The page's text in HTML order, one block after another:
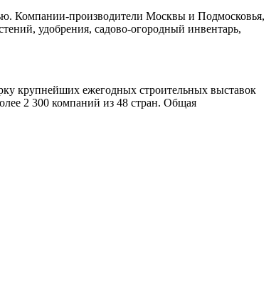
Компании-производители Москвы и Подмосковья,
удобрения, садово-огородный инвентарь,
крупнейших ежегодных строительных выставок
2 300 компаний из 48 стран. Общая